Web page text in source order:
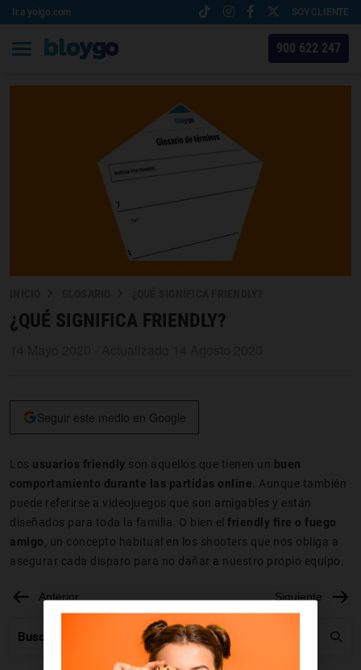
Ir a yoigo.com SOY CLIENTE
900 622 247
¿QUÉ SIGNIFICA FRIENDLY?
Seguir este medio en Google
Los usuarios friendly son aquellos que tienen un buen
comportamiento durante las partidas online . Aunque también
puede referirse a videojuegos que son amigables y están
diseñados para toda la familia. O bien el friendly fire o fuego
amigo , un concepto habitual en los shooters que nos obliga a
asegurar cada disparo para no dañar a nuestro propio equipo.
Anterior Siguiente